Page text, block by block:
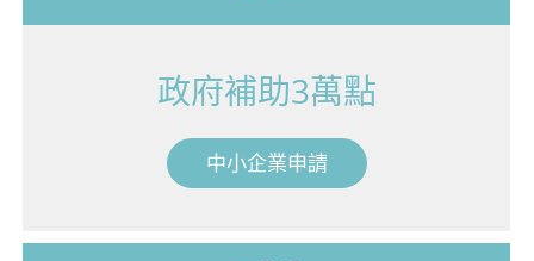
政府補助3萬點
中小企業申請